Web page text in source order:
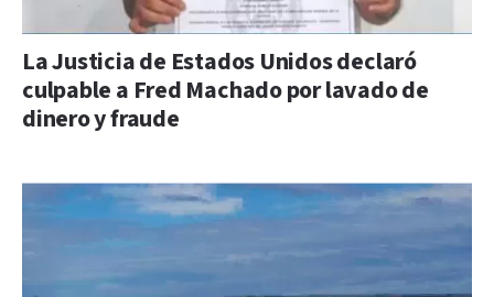
La Justicia de Estados Unidos declaró
culpable a Fred Machado por lavado de
dinero y fraude